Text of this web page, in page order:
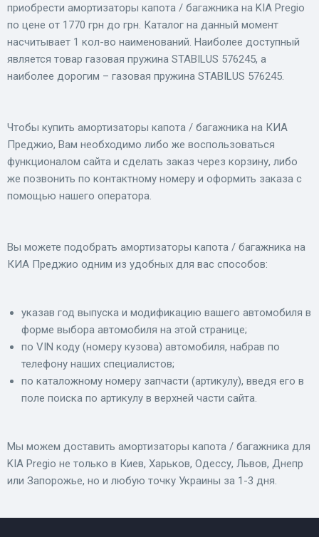
приобрести амортизаторы капота / багажника на KIA Pregio
по цене от 1770 грн до грн. Каталог на данный момент
насчитывает 1 кол-во наименований. Наиболее доступный
является товар газовая пружина STABILUS 576245, а
наиболее дорогим – газовая пружина STABILUS 576245.
Чтобы купить амортизаторы капота / багажника на КИА
Преджио, Вам необходимо либо же воспользоваться
функционалом сайта и сделать заказ через корзину, либо
же позвонить по контактному номеру и оформить заказа с
помощью нашего оператора.
Вы можете подобрать амортизаторы капота / багажника на
КИА Преджио одним из удобных для вас способов:
указав год выпуска и модификацию вашего автомобиля в
форме выбора автомобиля на этой странице;
по VIN коду (номеру кузова) автомобиля, набрав по
телефону наших специалистов;
по каталожному номеру запчасти (артикулу), введя его в
поле поиска по артикулу в верхней части сайта.
Мы можем доставить амортизаторы капота / багажника для
KIA Pregio не только в Киев, Харьков, Одессу, Львов, Днепр
или Запорожье, но и любую точку Украины за 1-3 дня.